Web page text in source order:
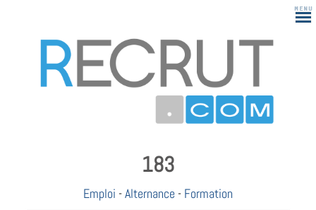
183
Emploi -Alternance - Formation